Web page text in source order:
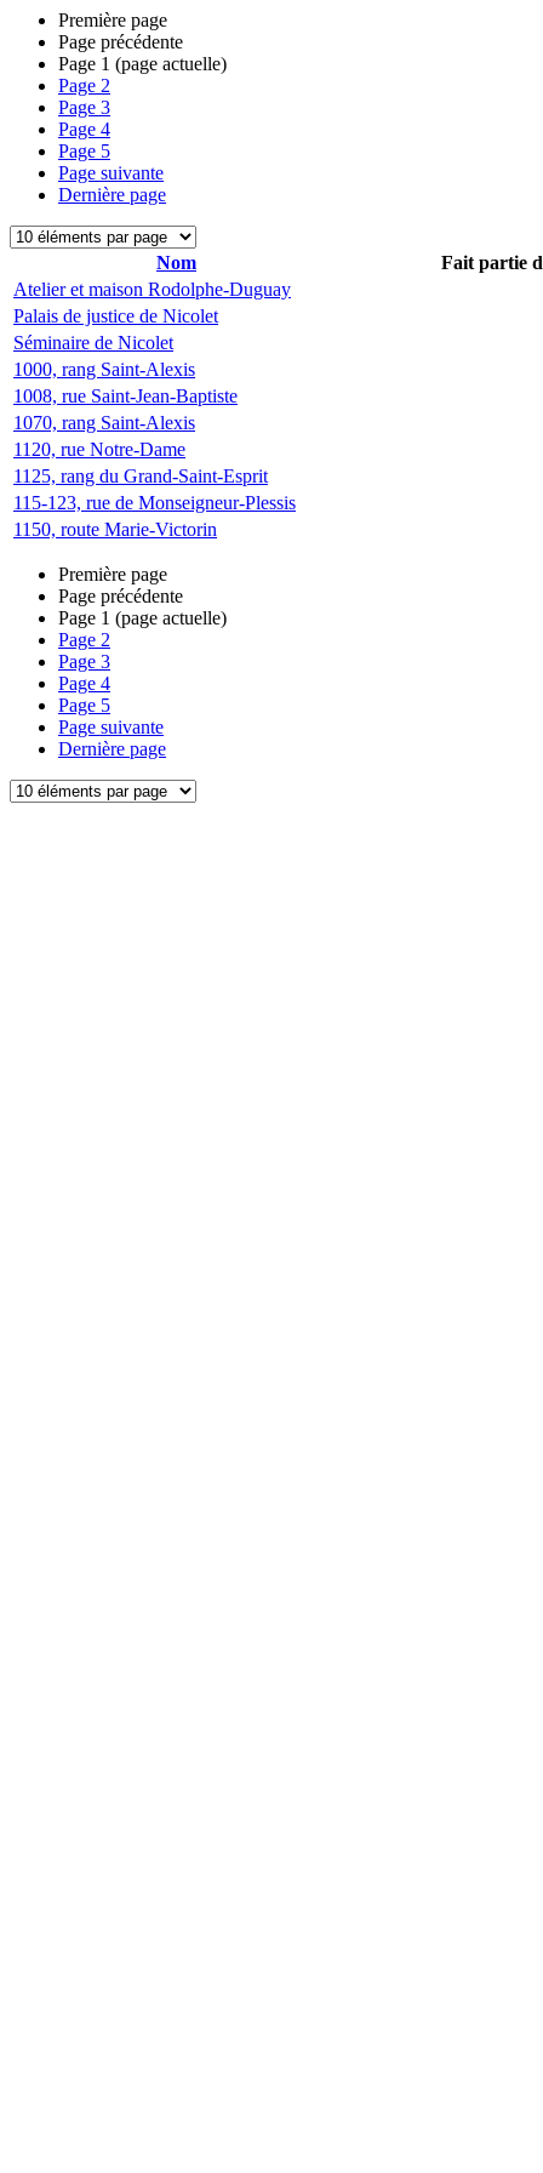
Première page
Page précédente
Page 1 (page actuelle)
Page 2
Page 3
Page 4
Page 5
Page suivante
Dernière page
Nom
Fait partie
Atelier et maison Rodolphe-Duguay
Palais de justice de Nicolet
Séminaire de Nicolet
1000, rang Saint-Alexis
1008, rue Saint-Jean-Baptiste
1070, rang Saint-Alexis
1120, rue Notre-Dame
1125, rang du Grand-Saint-Esprit
115-123, rue de Monseigneur-Plessis
1150, route Marie-Victorin
Première page
Page précédente
Page 1 (page actuelle)
Page 2
Page 3
Page 4
Page 5
Page suivante
Dernière page